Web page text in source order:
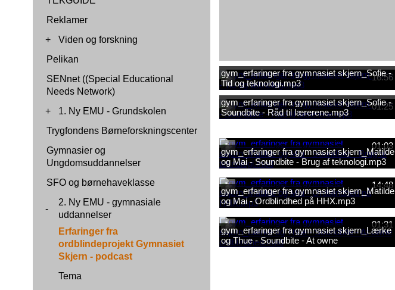
Reklamer
+
Viden og forskning
Pelikan
SENnet ((Special Educational
Needs Network)
+
1. Ny EMU - Grundskolen
Trygfondens Børneforskningscenter
Gymnasier og
Ungdomsuddannelser
SFO og børnehaveklasse
-
2. Ny EMU - gymnasiale
uddannelser
Erfaringer fra
ordblindeprojekt Gymnasiet
Skjern - podcast
Tema
16:56
gym_erfaringer fra gymnasiet skjern_Sofie -
Tid og teknologi.mp3
01:25
gym_erfaringer fra gymnasiet skjern_Sofie -
Soundbite - Råd til lærerene.mp3
01:03
gym_erfaringer fra gymnasiet skjern_Matilde
og Mai - Soundbite - Brug af teknologi.mp3
14:48
gym_erfaringer fra gymnasiet skjern_Matilde
og Mai - Ordblindhed på HHX.mp3
01:31
gym_erfaringer fra gymnasiet skjern_Lærke
og Thue - Soundbite - At owne
ordblindhed.mp3